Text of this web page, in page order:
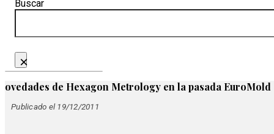
Buscar
×
ovedades de Hexagon Metrology en la pasada EuroMold
Publicado el 19/12/2011